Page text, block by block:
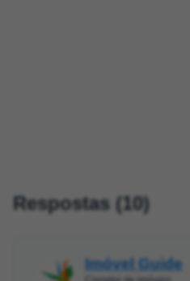
Respostas (10)
Imóvel Guide